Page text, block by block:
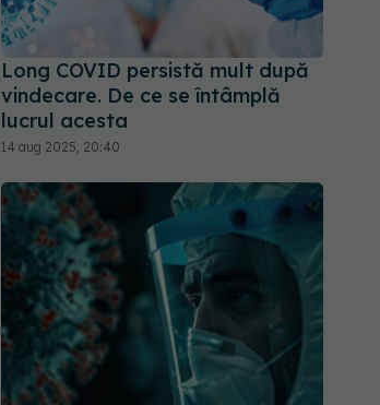
Long COVID persistă mult după
vindecare. De ce se întâmplă
lucrul acesta
14 aug 2025, 20:40